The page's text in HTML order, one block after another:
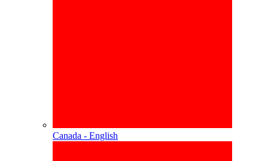
Canada - English